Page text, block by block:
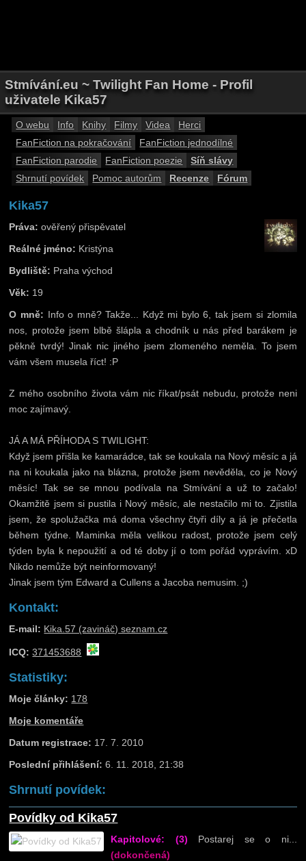
Stmívání.eu ~ Twilight Fan Home - Profil
uživatele Kika57
O webu Info Knihy Filmy Videa
Herci
FanFiction na pokračování
FanFiction jednodílné
FanFiction parodie
FanFiction poezie
Síň slávy
Shrnutí povídek
Pomoc autorům Recenze Fórum
Kika57
Práva: ověřený přispěvatel
Reálné jméno: Kristýna
Bydliště: Praha východ
Věk: 19
O mně: Info o mně? Takže... Když mi bylo 6, tak jsem si zlomila
nos, protože jsem blbě šlápla a chodník u nás před barákem je
pěkně tvrdý! Jinak nic jiného jsem zlomeného neměla. To jsem
vám všem musela říct! :P
Z mého osobního života vám nic říkat/psát nebudu, protože neni
moc zajímavý.
JÁ A MÁ PŘÍHODA S TWILIGHT:
Když jsem přišla ke kamarádce, tak se koukala na Nový měsíc a já
na ni koukala jako na blázna, protože jsem nevěděla, co je Nový
měsíc! Tak se se mnou podívala na Stmívání a už to začalo!
Okamžitě jsem si pustila i Nový měsíc, ale nestačilo mi to. Zjistila
jsem, že spolužačka má doma všechny čtyři díly a já je přečetla
během týdne. Maminka měla velikou radost, protože jsem celý
týden byla k nepoužití a od té doby jí o tom pořád vyprávím. xD
Nikdo nemůže být neinformovaný!
Jinak jsem tým Edward a Cullens a Jacoba nemusim. ;)
Kontakt:
E-mail: Kika.57 (zavináč) seznam.cz
ICQ: 371453688
Statistiky:
Moje články: 178
Moje komentáře
Datum registrace: 17. 7. 2010
Poslední přihlášení: 6. 11. 2018, 21:38
Shrnutí povídek:
Povídky od Kika57
Kapitolové: (3) Postarej se o ni...
(dokončená)